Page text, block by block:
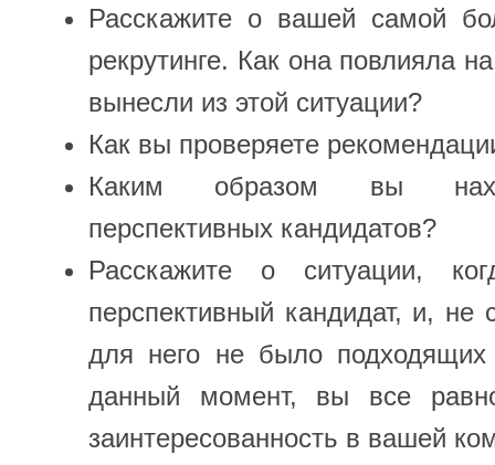
Расскажите о вашей самой
рекрутинге. Как она повлияла
вынесли из этой ситуации?
Как вы проверяете
Каким образом вы
перспективных кандидатов?
Расскажите о ситуации,
перспективный кандидат, и, не
для него не было
данный момент, вы все
заинтересованность в вашей